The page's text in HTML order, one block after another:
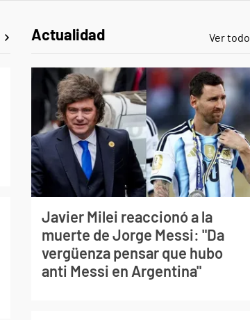
Actualidad Ver todo
Javier Milei reaccionó a la
muerte de Jorge Messi: "Da
vergüenza pensar que hubo
anti Messi en Argentina"